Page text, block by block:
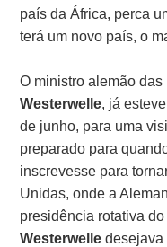
país da África, perca
terá um novo país, o
O ministro alemão
Westerwelle, já
de junho, para uma
preparado para
inscrevesse para
Unidas, onde a
presidência rotativa
Westerwelledesejava